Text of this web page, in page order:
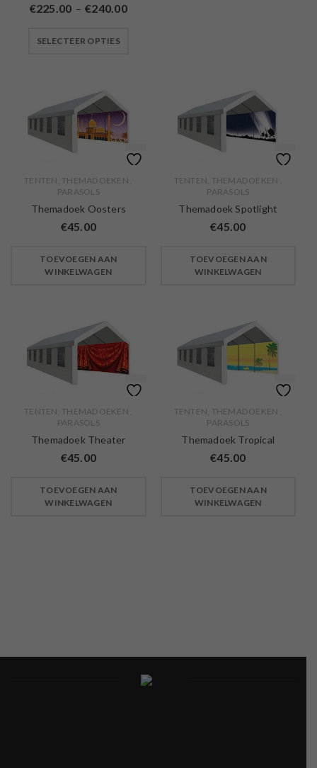
€225.00 – €240.00
SELECTEER OPTIES
TENTEN, THEMADOEKEN ,
PARASOLS
Themadoek Oosters
€45.00
TOEVOEGEN AAN
WINKELWAGEN
TENTEN, THEMADOEKEN ,
PARASOLS
Themadoek Spotlight
€45.00
TOEVOEGEN AAN
WINKELWAGEN
TENTEN, THEMADOEKEN ,
PARASOLS
Themadoek Theater
€45.00
TOEVOEGEN AAN
WINKELWAGEN
TENTEN, THEMADOEKEN ,
PARASOLS
Themadoek Tropical
€45.00
TOEVOEGEN AAN
WINKELWAGEN